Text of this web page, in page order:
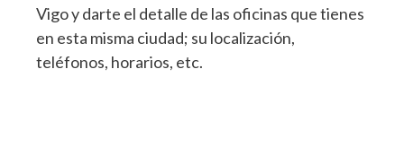
Vigo y darte el detalle de las oficinas que tienes
en esta misma ciudad; su localización,
teléfonos, horarios, etc.